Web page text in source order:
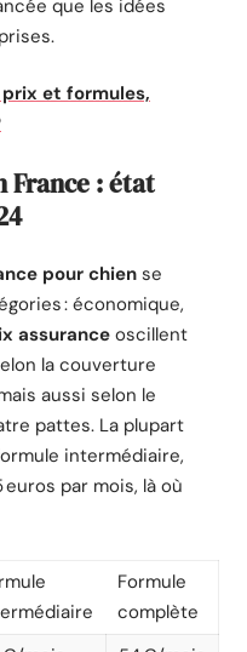
que les idées
et formules,
France : état
pour chiense
: économique,
assurance oscillent
la couverture
aussi selon le
pattes. La plupart
intermédiaire,
par mois, là où
Formule
complète